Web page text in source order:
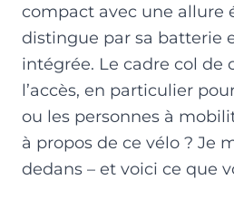
compact avec une allure
distingue par sa batterie
intégrée. Le cadre col de
l’accès, en particulier
ou les personnes à
à propos de ce vélo ? Je
dedans – et voici ce que